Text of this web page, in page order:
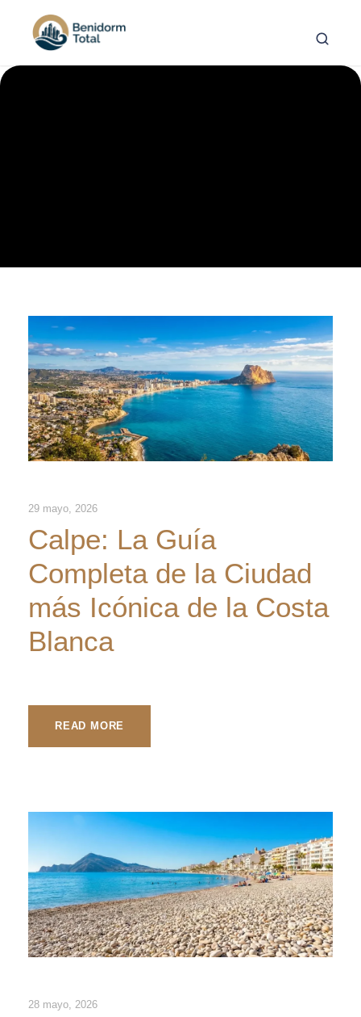
29 mayo, 2026
Calpe: La Guía
Completa de la Ciudad
más Icónica de la Costa
Blanca
READ MORE
28 mayo, 2026